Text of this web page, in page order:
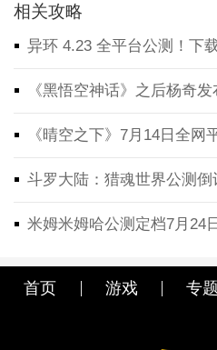
相关攻略
异环 4.23 全平台公测！下
《黑悟空神话》之后杨奇
《晴空之下》7月14日全
斗罗大陆：猎魂世界公测
米姆米姆哈公测定档7月24
首页 游戏 专题